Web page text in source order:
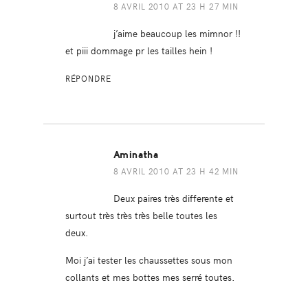
8 AVRIL 2010 AT 23 H 27 MIN
j’aime beaucoup les mimnor !!
et piii dommage pr les tailles hein !
RÉPONDRE
Aminatha
8 AVRIL 2010 AT 23 H 42 MIN
Deux paires très differente et
surtout très très très belle toutes les
deux.
Moi j’ai tester les chaussettes sous mon
collants et mes bottes mes serré toutes.